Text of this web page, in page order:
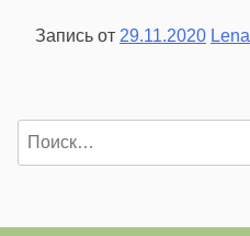
Запись от 29.11.2020 Lena
Найти: